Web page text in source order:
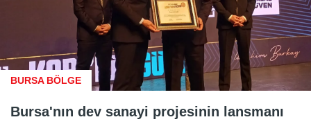
BURSA BÖLGE
Bursa'nın dev sanayi projesinin lansmanı